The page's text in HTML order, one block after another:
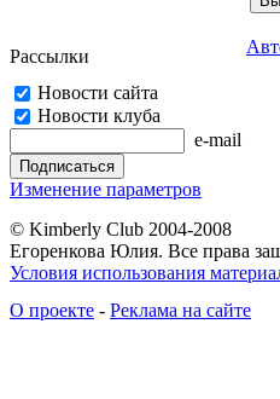
Рассылки
Новости сайта
Новости клуба
e-mail
Изменение параметров
© Kimberly Club 2004-2008
Егоренкова Юлия. Все права
Условия использования
О проекте - Реклама на сайте